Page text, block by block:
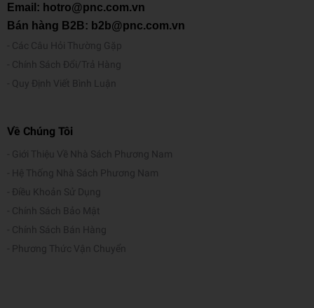
Email: hotro@pnc.com.vn
Bán hàng B2B: b2b@pnc.com.vn
Các Câu Hỏi Thường Gặp
Chính Sách Đổi/Trả Hàng
Quy Định Viết Bình Luận
Về Chúng Tôi
Giới Thiệu Về Nhà Sách Phương Nam
Hệ Thống Nhà Sách Phương Nam
Điều Khoản Sử Dụng
Chính Sách Bảo Mật
Chính Sách Bán Hàng
Phương Thức Vận Chuyển